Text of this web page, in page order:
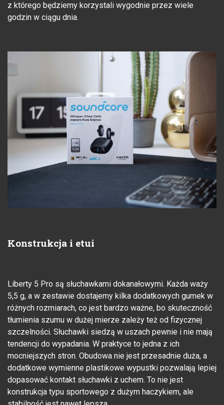
z którego będziemy korzystali wygodnie przez wiele
godzin w ciągu dnia.
Konstrukcja i etui
Liberty 5 Pro są słuchawkami dokanałowymi. Każda waży
5,5 g, a w zestawie dostajemy kilka dodatkowych gumek w
różnych rozmiarach, co jest bardzo ważne, bo skuteczność
tłumienia szumu w dużej mierze zależy też od fizycznej
szczelności. Słuchawki siedzą w uszach pewnie i nie mają
tendencji do wypadania. W praktyce to jedna z ich
mocniejszych stron. Obudowa nie jest przesadnie duża, a
dodatkowe wymienne plastikowe wypustki pozwalają lepiej
dopasować kontakt słuchawki z uchem. To nie jest
konstrukcja typu sportowego z dużym haczykiem, ale